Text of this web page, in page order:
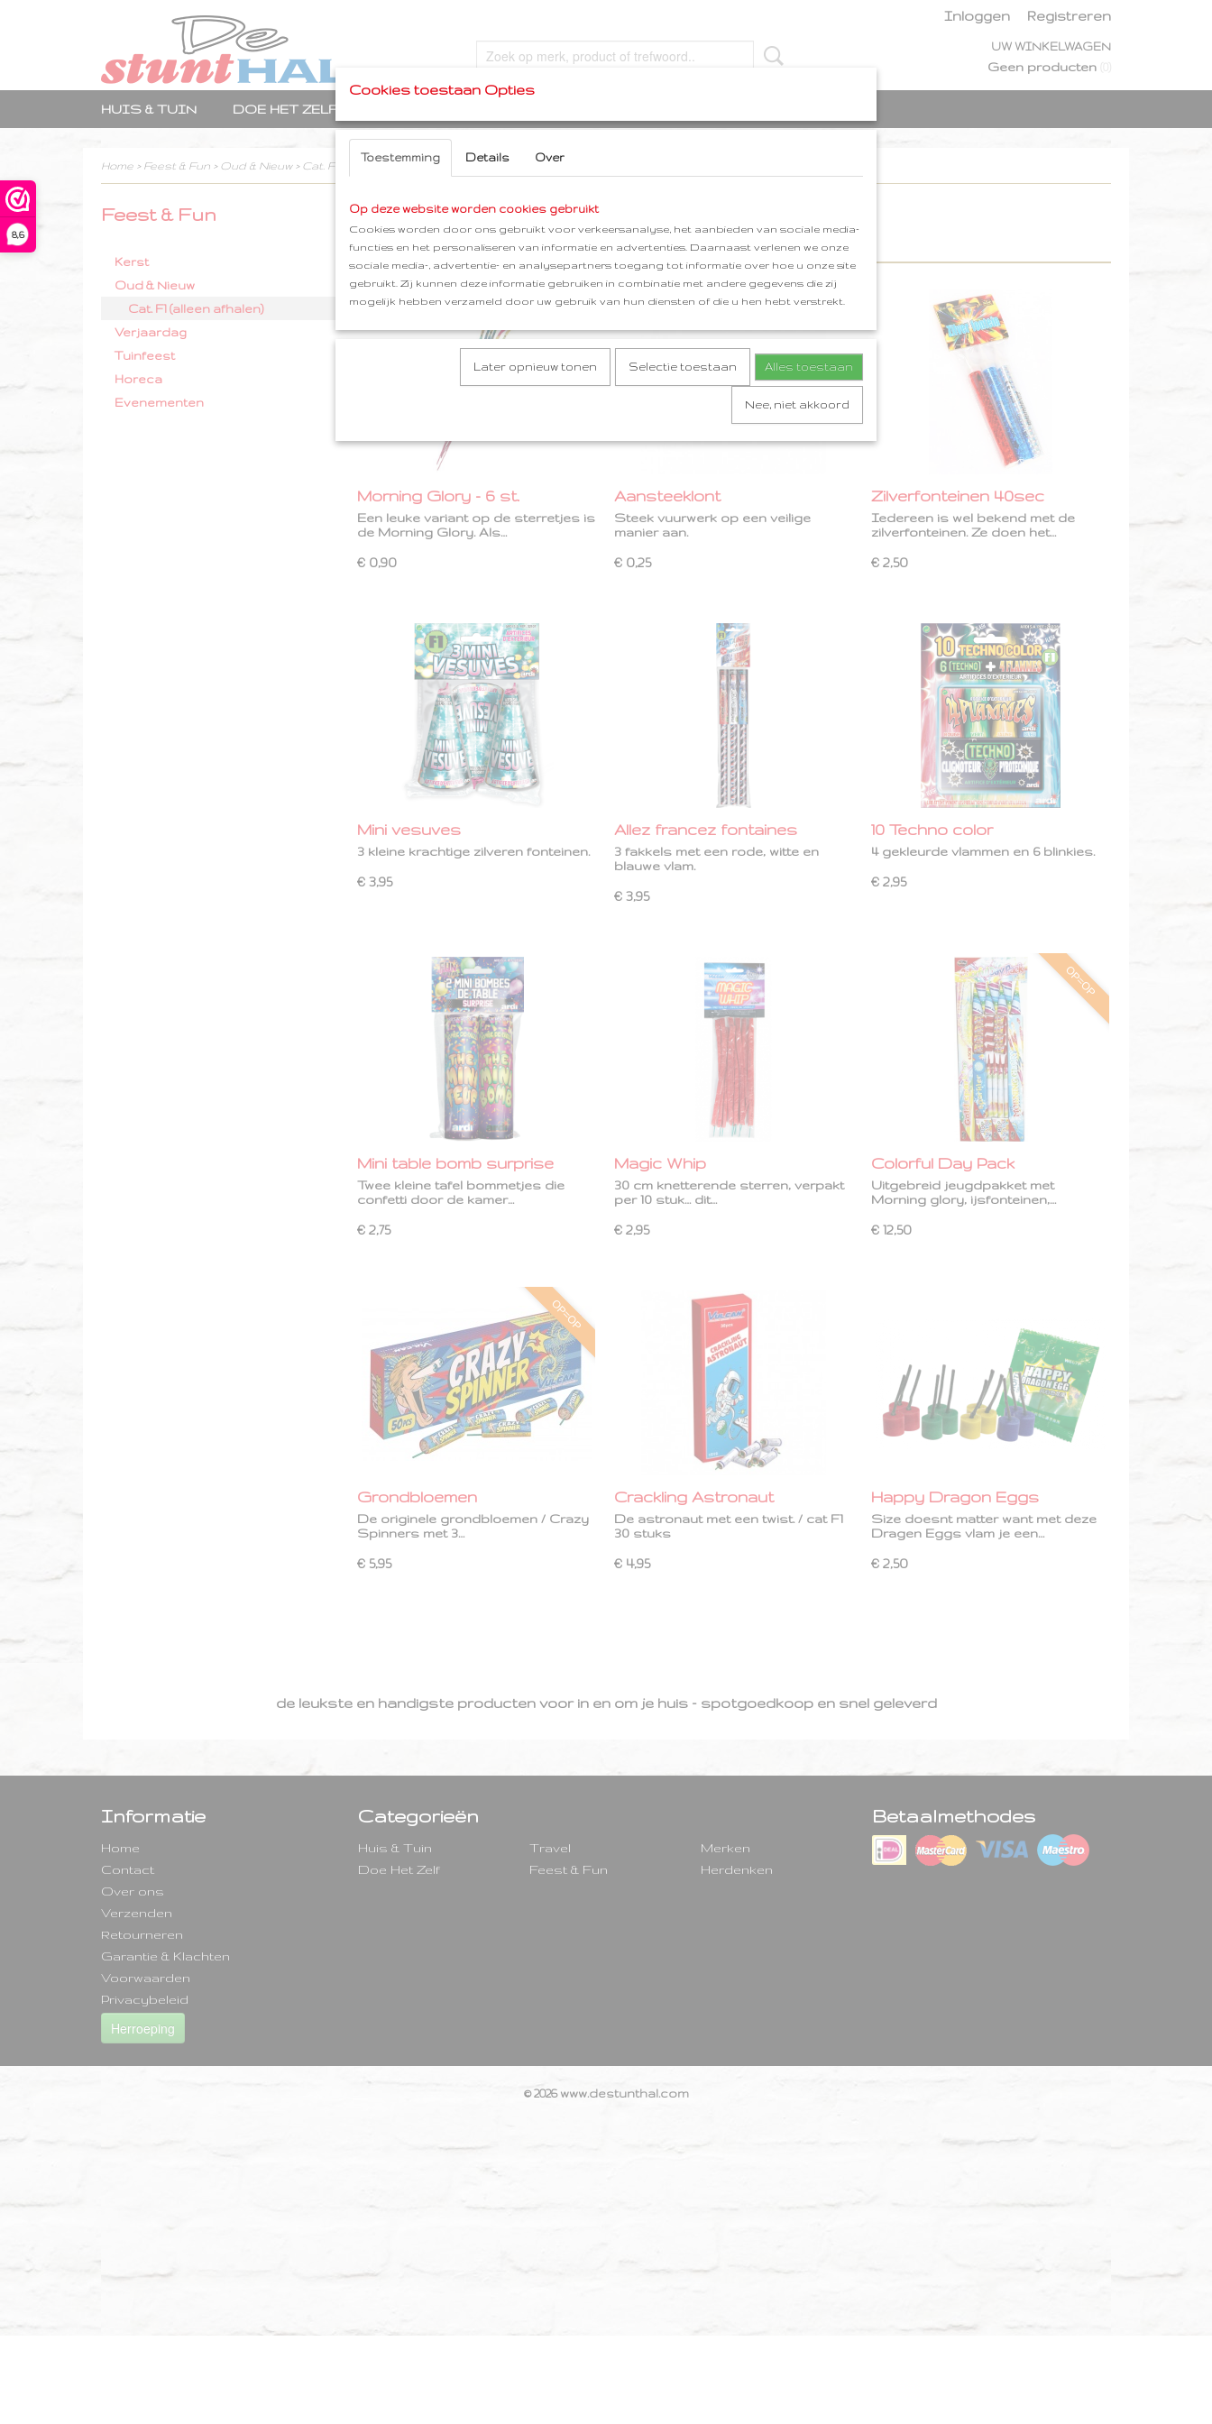
8,6
Inloggen Registreren
UW WINKELWAGEN
Geen producten
HUIS & TUIN DOE HET ZELF
Home > Feest & Fun > Oud & Nieuw> Cat. F1 (alleen afhalen)
Feest & Fun
Kerst
Oud & Nieuw
Cat. F1 (alleen afhalen)
Verjaardag
Tuinfeest
Horeca
Evenementen
Sorteer op:
Morning Glory - 6 st.
Een leuke variant op de sterretjes is
de Morning Glory. Als…
€ 0,90
Aansteeklont
Steek vuurwerk op een veilige
manier aan.
€ 0,25
Zilverfonteinen 40sec
Iedereen is wel bekend met de
zilverfonteinen. Ze doen het…
€ 2,50
Mini vesuves
3 kleine krachtige zilveren fonteinen.
€ 3,95
Allez francez fontaines
3 fakkels met een rode, witte en
blauwe vlam.
€ 3,95
10 Techno color
4 gekleurde vlammen en 6 blinkies.
€ 2,95
Mini table bomb surprise
Twee kleine tafel bommetjes die
confetti door de kamer…
€ 2,75
Magic Whip
30 cm knetterende sterren, verpakt
per 10 stuk… dit…
€ 2,95
OP=OP
Colorful Day Pack
Uitgebreid jeugdpakket met
Morning glory, ijsfonteinen,…
€ 12,50
OP=OP
Grondbloemen
De originele grondbloemen / Crazy
Spinners met 3…
€ 5,95
Crackling Astronaut
De astronaut met een twist. / cat F1
30 stuks
€ 4,95
Happy Dragon Eggs
Size doesnt matter want met deze
Dragen Eggs vlam je een…
€ 2,50
de leukste en handigste producten voor in en om je huis - spotgoedkoop en snel geleverd
Informatie
Home
Contact
Over ons
Verzenden
Retourneren
Garantie & Klachten
Voorwaarden
Privacybeleid
Herroeping
Categorieën
Huis & Tuin
Doe Het Zelf
Travel
Feest & Fun
Merken
Herdenken
Betaalmethodes
© 2026 www.destunthal.com
Cookies toestaan Opties
Toestemming Details Over
Op deze website worden cookies gebruikt
Cookies worden door ons gebruikt voor verkeersanalyse, het aanbieden van sociale media-
functies en het personaliseren van informatie en advertenties. Daarnaast verlenen we onze
sociale media-, advertentie- en analysepartners toegang tot informatie over hoe u onze site
gebruikt. Zij kunnen deze informatie gebruiken in combinatie met andere gegevens die zij
mogelijk hebben verzameld door uw gebruik van hun diensten of die u hen hebt verstrekt.
Later opnieuw tonen Selectie toestaan Alles toestaan
Nee, niet akkoord